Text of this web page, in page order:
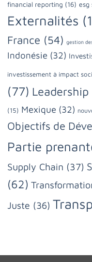
financial reporting (16) esg
Externalités
France (54) gestion
Indonésie (32)
investissement à impact
(77) Leadership
(15) Mexique (32)
Objectifs de
Partie
Supply Chain (37)
(62)
Juste (36)